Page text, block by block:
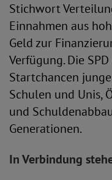
Stichwort
Einnahmen aus
Geld zur
Verfügung. Die
Startchancen
Schulen und Unis,
und
Generationen.
In Verbindung